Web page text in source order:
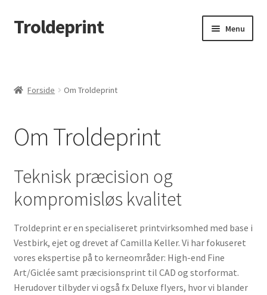
Spring
til
Spring
til
Troldeprint Menu
Min konto
B2B
Forside Om Troldeprint
Om Troldeprint
Teknisk præcision og
kompromisløs kvalitet
Troldeprint er en specialiseret printvirksomhed med base i
Vestbirk, ejet og drevet af Camilla Keller. Vi har fokuseret
vores ekspertise på to kerneområder: High-end Fine
Art/Giclée samt præcisionsprint til CAD og storformat.
Herudover tilbyder vi også fx Deluxe flyers, hvor vi blander